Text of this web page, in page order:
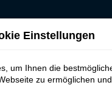
Škoda Kamiq kaufen,
Einstellungen
um Ihnen die
zu ermöglichen